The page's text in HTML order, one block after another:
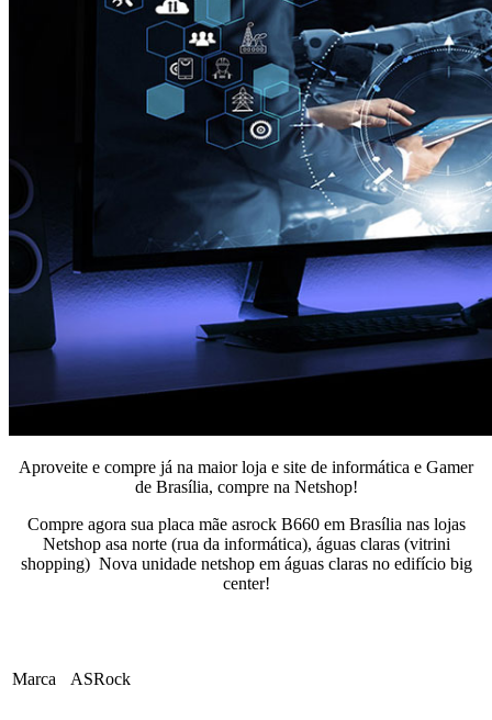
Aproveite e compre já na maior loja e site de informática e Gamer
de Brasília, compre na Netshop!
Compre agora sua placa mãe asrock B660 em Brasília nas lojas
Netshop asa norte (rua da informática), águas claras (vitrini
shopping) Nova unidade netshop em águas claras no edifício big
center!
Marca ASRock